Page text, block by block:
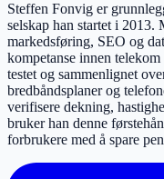
Steffen Fonvig er
selskap han startet i
markedsføring, SEO og
kompetanse innen
testet og sammenlignet
bredbåndsplaner og
verifisere dekning,
bruker han denne
forbrukere med å spare